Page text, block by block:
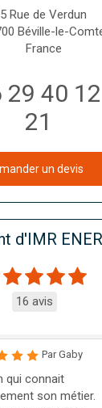
5 Rue de Verdun
Béville-le-
France
29 40 12
21
un devis
d'IMR
16 avis
Par Gaby
qui connait
son métier.